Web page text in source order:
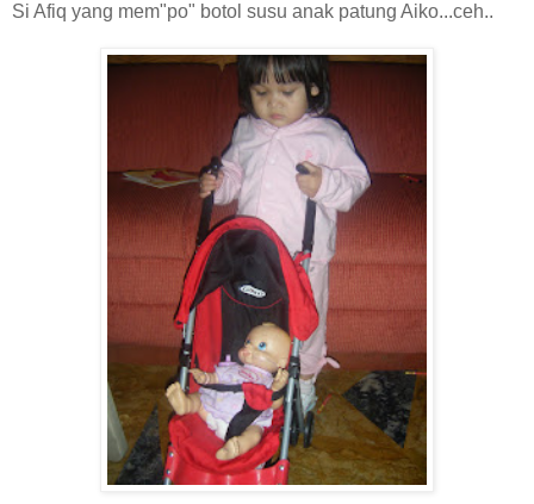
Si Afiq yang mem"po" botol susu anak patung Aiko...ceh..